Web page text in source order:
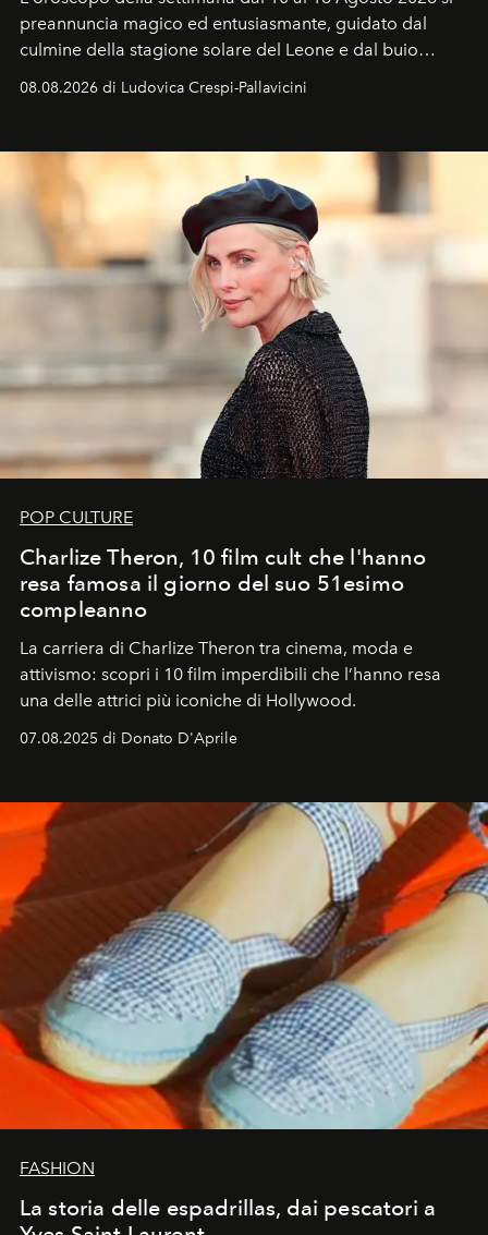
preannuncia magico ed entusiasmante, guidato dal
culmine della stagione solare del Leone e dal buio
ideale per la notte delle Perseidi.
08.08.2026 di Ludovica Crespi-Pallavicini
POP CULTURE
Charlize Theron, 10 film cult che l'hanno
resa famosa il giorno del suo 51esimo
compleanno
La carriera di Charlize Theron tra cinema, moda e
attivismo: scopri i 10 film imperdibili che l’hanno resa
una delle attrici più iconiche di Hollywood.
07.08.2025 di Donato D'Aprile
FASHION
La storia delle espadrillas, dai pescatori a